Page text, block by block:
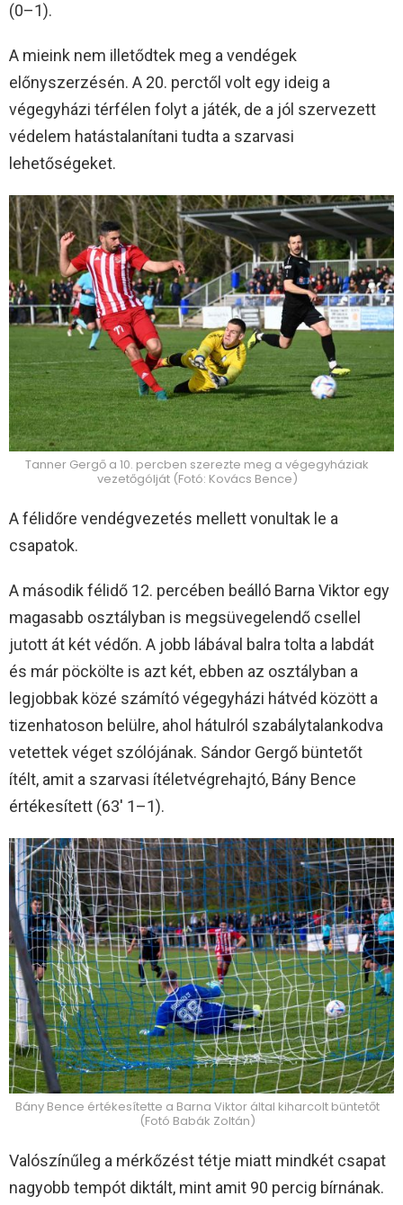
(0–1).
A mieink nem illetődtek meg a vendégek
előnyszerzésén. A 20. perctől volt egy ideig a
végegyházi térfélen folyt a játék, de a jól szervezett
védelem hatástalanítani tudta a szarvasi
lehetőségeket.
Tanner Gergő a 10. percben szerezte meg a végegyháziak
vezetőgólját (Fotó: Kovács Bence)
A félidőre vendégvezetés mellett vonultak le a
csapatok.
A második félidő 12. percében beálló Barna Viktor egy
magasabb osztályban is megsüvegelendő csellel
jutott át két védőn. A jobb lábával balra tolta a labdát
és már pöckölte is azt két, ebben az osztályban a
legjobbak közé számító végegyházi hátvéd között a
tizenhatoson belülre, ahol hátulról szabálytalankodva
vetettek véget szólójának. Sándor Gergő büntetőt
ítélt, amit a szarvasi ítéletvégrehajtó, Bány Bence
értékesített (63′ 1–1).
Bány Bence értékesítette a Barna Viktor által kiharcolt büntetőt
(Fotó Babák Zoltán)
Valószínűleg a mérkőzést tétje miatt mindkét csapat
nagyobb tempót diktált, mint amit 90 percig bírnának.